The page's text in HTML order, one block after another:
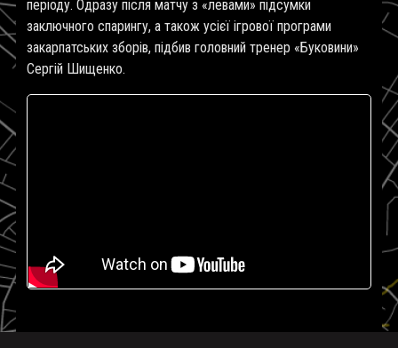
періоду. Одразу після матчу з «левами» підсумки
заключного спарингу, а також усієї ігрової програми
закарпатських зборів, підбив головний тренер «Буковини»
Сергій Шищенко.